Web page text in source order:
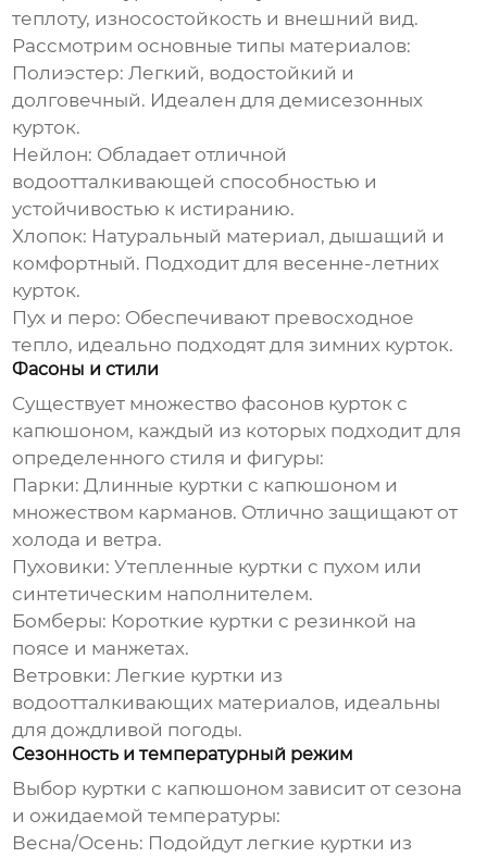
теплоту, износостойкость и внешний вид.
Рассмотрим основные типы материалов:
Полиэстер: Легкий, водостойкий и
долговечный. Идеален для демисезонных
курток.
Нейлон: Обладает отличной
водоотталкивающей способностью и
устойчивостью к истиранию.
Хлопок: Натуральный материал, дышащий и
комфортный. Подходит для весенне-летних
курток.
Пух и перо: Обеспечивают превосходное
тепло, идеально подходят для зимних курток.
Фасоны и стили
Существует множество фасонов курток с
капюшоном, каждый из которых подходит для
определенного стиля и фигуры:
Парки: Длинные куртки с капюшоном и
множеством карманов. Отлично защищают от
холода и ветра.
Пуховики: Утепленные куртки с пухом или
синтетическим наполнителем.
Бомберы: Короткие куртки с резинкой на
поясе и манжетах.
Ветровки: Легкие куртки из
водоотталкивающих материалов, идеальны
для дождливой погоды.
Сезонность и температурный режим
Выбор куртки с капюшоном зависит от сезона
и ожидаемой температуры:
Весна/Осень: Подойдут легкие куртки из